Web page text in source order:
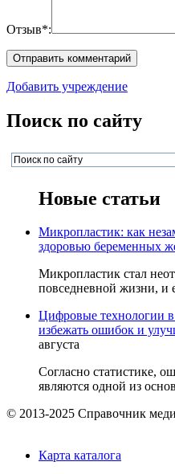
Отзыв*:
Добавить учреждение
Поиск по сайту
Новые статьи
Микропластик: как
здоровью беременных
Микропластик стал
повседневной жизни, и
Цифровые технологии
избежать ошибок и
августа
Согласно статистике,
являются одной из
© 2013-2025 Справочник
Карта каталога